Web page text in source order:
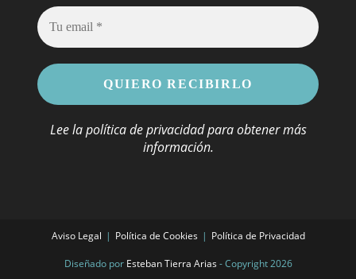
Lee lapolítica de privacidadpara obtener más
información.
Aviso Legal Política de Cookies Política de Privacidad
Diseñado por Esteban Tierra Arias- Copyright 2026